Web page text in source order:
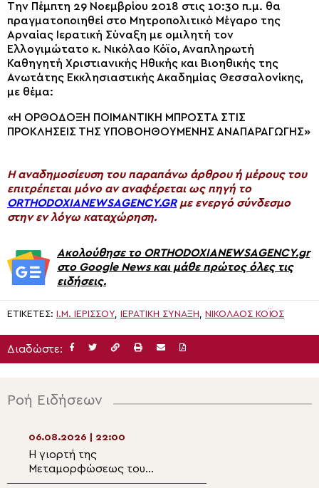
Την Πέμπτη 29 Νοεμβρίου 2018 στις 10:30 π.μ. θα
πραγματοποιηθεί στο Μητροπολιτικό Μέγαρο της
Αρναίας Ιερατική Σύναξη με ομιλητή τον
Ελλογιμώτατο κ. Νικόλαο Κόϊο, Αναπληρωτή
Καθηγητή Χριστιανικής Ηθικής και Βιοηθικής της
Ανωτάτης Εκκλησιαστικής Ακαδημίας Θεσσαλονίκης,
με θέμα:
«Η ΟΡΘΟΔΟΞΗ ΠΟΙΜΑΝΤΙΚΗ ΜΠΡΟΣΤΑ ΣΤΙΣ
ΠΡΟΚΛΗΣΕΙΣ ΤΗΣ ΥΠΟΒΟΗΘΟΥΜΕΝΗΣ ΑΝΑΠΑΡΑΓΩΓΗΣ»
H αναδημοσίευση του παραπάνω άρθρου ή μέρους του
επιτρέπεται μόνο αν αναφέρεται ως πηγή το
ORTHODOXIANEWSAGENCY.GRμε ενεργό σύνδεσμο
στην εν λόγω καταχώρηση.
Ακολούθησε το ORTHODOXIANEWSAGENCY.gr
στο Google News και μάθε πρώτος όλες τις
ειδήσεις.
ΕΤΙΚΈΤΕΣ: Ι.Μ. ΙΕΡΙΣΣΟΎ, ΙΕΡΑΤΙΚΉ ΣΎΝΑΞΗ , ΝΙΚΌΛΑΟΣ ΚΌΪΟΣ
Διαδώστε:
Ροή Ειδήσεων
06.08.2026 | 22:00
Η γιορτή της
Μεταμορφώσεως του
Σωτήρος στον ιερό βράχο